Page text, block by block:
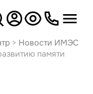
Версия
для слабовидящих
> Новости ИМЭС
памяти